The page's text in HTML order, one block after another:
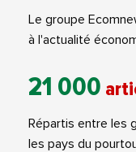
Le groupe
à l'actualité
21 000
Répartis entre les
les pays du